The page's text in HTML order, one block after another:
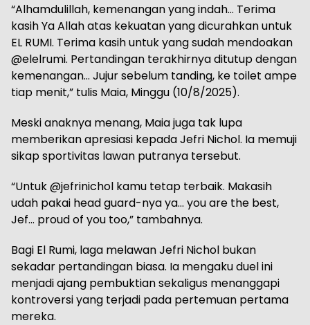
“Alhamdulillah, kemenangan yang indah… Terima
kasih Ya Allah atas kekuatan yang dicurahkan untuk
EL RUMI. Terima kasih untuk yang sudah mendoakan
@elelrumi. Pertandingan terakhirnya ditutup dengan
kemenangan… Jujur sebelum tanding, ke toilet ampe
tiap menit,” tulis Maia, Minggu (10/8/2025).
Meski anaknya menang, Maia juga tak lupa
memberikan apresiasi kepada Jefri Nichol. Ia memuji
sikap sportivitas lawan putranya tersebut.
“Untuk @jefrinichol kamu tetap terbaik. Makasih
udah pakai head guard-nya ya… you are the best,
Jef… proud of you too,” tambahnya.
Bagi El Rumi, laga melawan Jefri Nichol bukan
sekadar pertandingan biasa. Ia mengaku duel ini
menjadi ajang pembuktian sekaligus menanggapi
kontroversi yang terjadi pada pertemuan pertama
mereka.